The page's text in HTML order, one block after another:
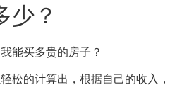
少？
能买多贵的房子？
松的计算出，根据自己的收入，